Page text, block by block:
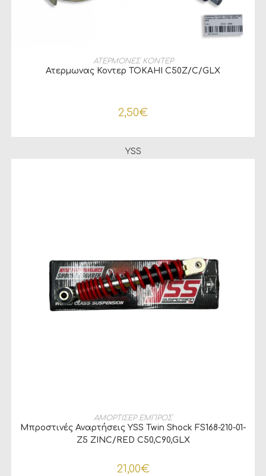
ΠΡΟΣΘΉΚΗ ΣΤΟ ΚΑΛΆΘΙ
ΑΤΕΡΜΟΝΕΣ ΚΟΝΤΕΡ
Ατερμωνας Κοντερ TOKAHI C50Z/C/GLX
2,50€
YSS
ΠΡΟΣΘΉΚΗ ΣΤΟ ΚΑΛΆΘΙ
ΑΜΟΡΤΙΣΕΡ ΕΜΠΡΟΣ
Μπροστινές Αναρτήσεις YSS Twin Shock FS168-210-01-
Z5 ZINC/RED C50,C90,GLX
21,00€